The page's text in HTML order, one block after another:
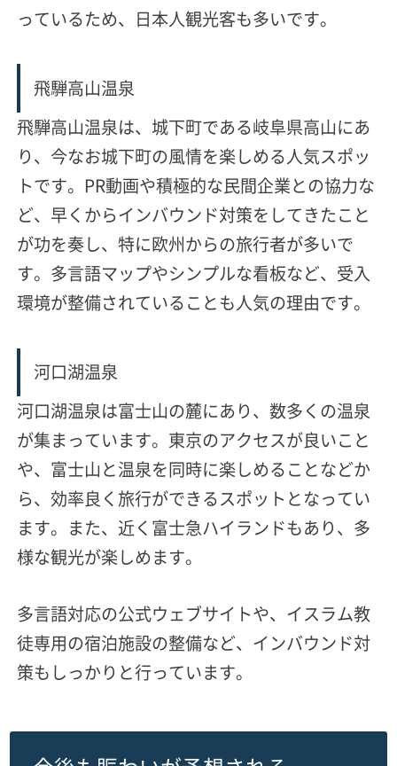
っているため、日本人観光客も多いです。
飛騨高山温泉
飛騨高山温泉は、城下町である岐阜県高山にあ
り、今なお城下町の風情を楽しめる人気スポッ
トです。
PR動画や積極的な民間企業との協力な
ど、早くからインバウンド対策をしてきたこと
が功を奏し、特に欧州からの旅行者が多いで
す。 多言語マップやシンプルな看板など、 受入
環境が整備されている ことも人気の理由です。
河口湖温泉
河口湖温泉は富士山の麓にあり、数多くの温泉
が集まっています。東京のアクセスが良いこと
や、 富士山と温泉を同時に楽しめる ことなどか
ら、効率良く旅行ができるスポットとなってい
ます。また、近く富士急ハイランドもあり、多
様な観光が楽しめます。
多言語対応の公式ウェブサイトや、イスラム教
徒専用の宿泊施設の整備など、インバウンド対
策もしっかりと行っています。